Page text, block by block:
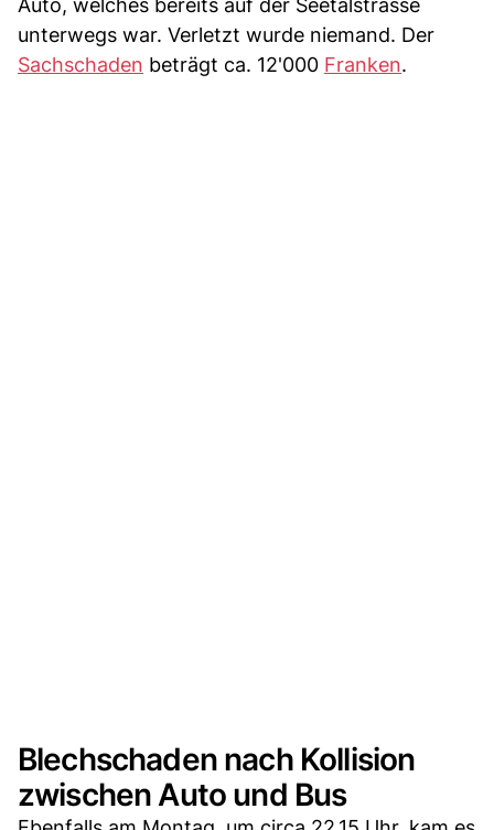
Auto, welches bereits auf der Seetalstrasse
unterwegs war. Verletzt wurde niemand. Der
Sachschaden beträgt ca. 12'000 Franken.
Blechschaden nach Kollision
zwischen Auto und Bus